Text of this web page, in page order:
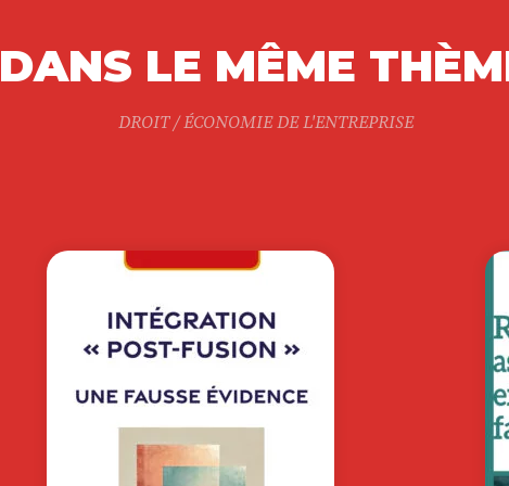
DANS LE MÊME
DROIT / ÉCONOMIE DE L'ENTREPRISE